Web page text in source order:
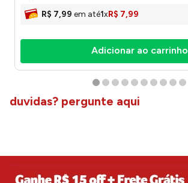
R$ 7,99 em até1xR$ 7,99
Adicionar ao carrinho
duvidas? pergunte aqui